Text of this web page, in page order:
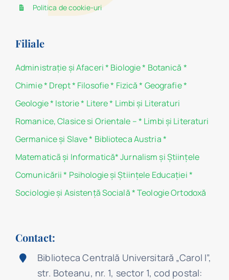
Politica de cookie-uri
Filiale
Administraţie şi Afaceri* Biologie* Botanică *
Chimie* Drept* Filosofie* Fizică * Geografie*
Geologie* Istorie* Litere* Limbi și Literaturi
Romanice, Clasice si Orientale –* Limbi și Literaturi
Germanice şi Slave* Biblioteca Austria*
Matematicã și Informatică*Jurnalism şi Ştiinţele
Comunicării * Psihologie şi Ştiinţele Educaţiei*
Sociologie şi Asistenţă Socială*Teologie Ortodoxă
Contact:
Biblioteca Centrală Universitară „Carol I”,
str. Boteanu, nr. 1, sector 1, cod postal: